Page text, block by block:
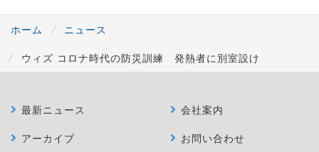
ホーム
ニュース
ウィズ コロナ時代の防災訓練 発熱者に別室設け
最新ニュース
アーカイブ
会社案内
お問い合わせ